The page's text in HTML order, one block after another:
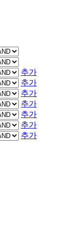
추가
추가
추가
추가
추가
추가
추가